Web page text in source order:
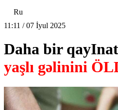
Ru
11:11 / 07 İyul 2025
Daha bir
yaşlı gəlinini